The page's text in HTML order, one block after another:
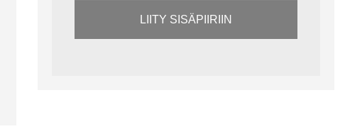
LIITY SISÄPIIRIIN